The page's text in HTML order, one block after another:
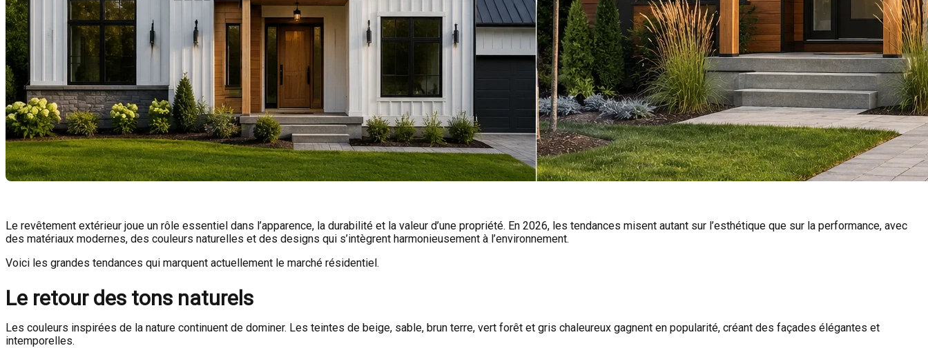
Le revêtement extérieur joue un rôle essentiel dans l’apparence, la durabilité et la valeur d’une propriété. En 2026, les tendances misent autant sur l’esthétique que sur la performance, avec
des matériaux modernes, des couleurs naturelles et des designs qui s’intègrent harmonieusement à l’environnement.
Voici les grandes tendances qui marquent actuellement le marché résidentiel.
Le retour des tons naturels
Les couleurs inspirées de la nature continuent de dominer. Les teintes de beige, sable, brun terre, vert forêt et gris chaleureux gagnent en popularité, créant des façades élégantes et
intemporelles.